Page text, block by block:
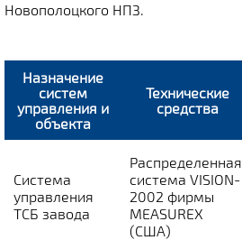
Новополоцкого НПЗ.
Назначение
систем
управления и
объекта
Технические
средства
Система
управления
ТСБ завода
Распределенная
система VISION-
2002 фирмы
MEASUREX
(США)